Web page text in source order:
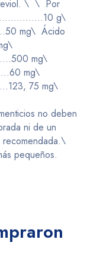
\ \ Por
g\
mg\ Ácido
mg\
mg\
75 mg\
no deben
ni de un
pequeños.